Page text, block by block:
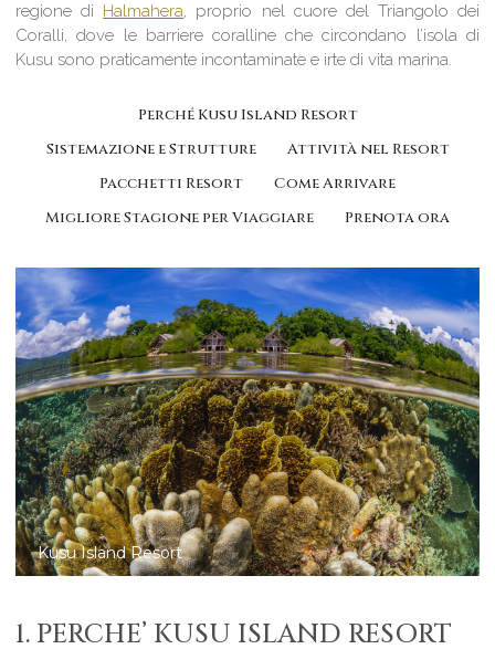
regione di Halmahera, proprio nel cuore del Triangolo dei
Coralli, dove le barriere coralline che circondano l’isola di
Kusu sono praticamente incontaminate e irte di vita marina.
Perché Kusu Island Resort
Sistemazione e Strutture
Attività nel Resort
Pacchetti Resort
Come Arrivare
Migliore Stagione per Viaggiare
Prenota ora
Kusu Resort offers great scuba diving
1. PERCHE’ KUSU ISLAND RESORT